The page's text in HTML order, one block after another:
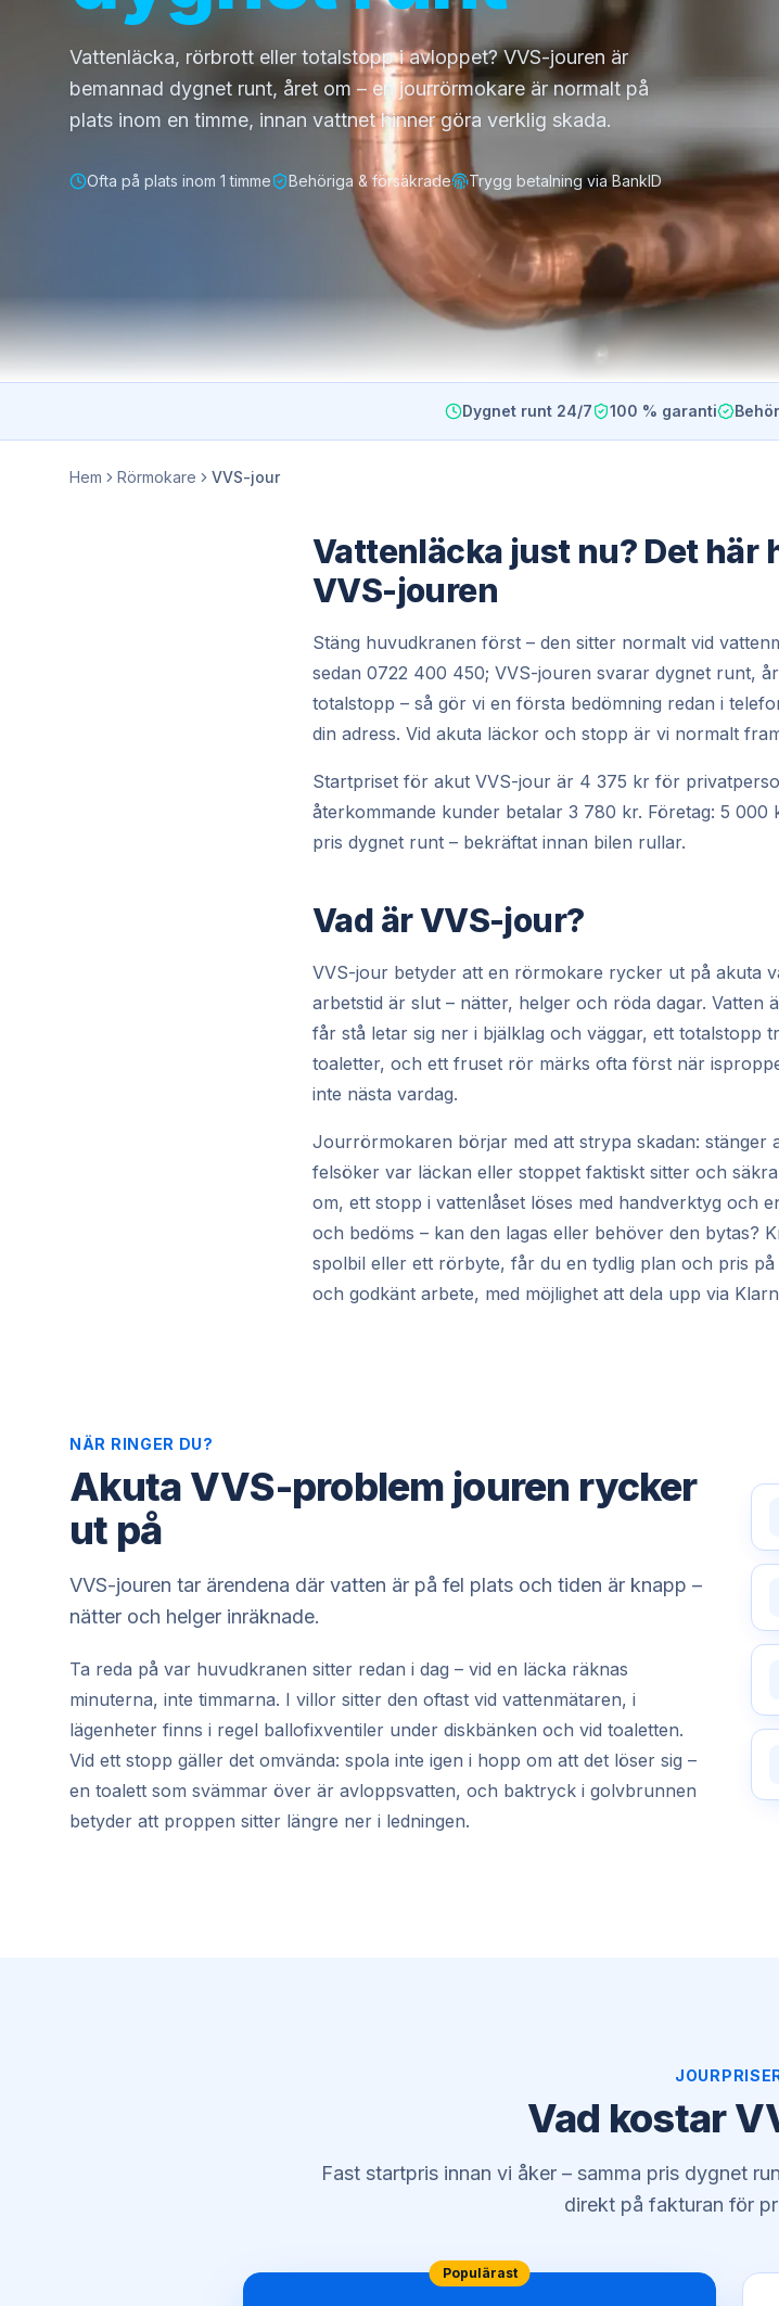
Vattenläcka, rörbrott eller totalstopp i avloppet? VVS-jouren är
bemannad dygnet runt, året om – en jourrörmokare är normalt på
plats inom en timme, innan vattnet hinner göra verklig skada.
Ofta på plats inom 1 timme Behöriga & försäkrade Trygg betalning via BankID
Dygnet runt 24/7 100 % garanti
Hem Rörmokare VVS-jour
Vattenläcka just nu? Det här
VVS-jouren
Stäng huvudkranen först – den sitter normalt vid
sedan 0722 400 450; VVS-jouren svarar dygnet runt,
totalstopp – så gör vi en första bedömning redan i
din adress. Vid akuta läckor och stopp är vi normalt
Startpriset för akut VVS-jour är 4 375 kr för
återkommande kunder betalar 3 780 kr. Företag: 5 000
pris dygnet runt – bekräftat innan bilen rullar.
Vad är VVS-jour?
VVS-jour betyder att en rörmokare rycker ut på akuta
arbetstid är slut – nätter, helger och röda dagar. Vatten
får stå letar sig ner i bjälklag och väggar, ett
toaletter, och ett fruset rör märks ofta först när
inte nästa vardag.
Jourrörmokaren börjar med att strypa skadan: stänger
felsöker var läckan eller stoppet faktiskt sitter och
om, ett stopp i vattenlåset löses med handverktyg och
och bedöms – kan den lagas eller behöver den bytas?
spolbil eller ett rörbyte, får du en tydlig plan och pris
och godkänt arbete, med möjlighet att dela upp via
NÄR RINGER DU?
Akuta VVS-problem jouren rycker
ut på
VVS-jouren tar ärendena där vatten är på fel plats och tiden är knapp –
nätter och helger inräknade.
Ta reda på var huvudkranen sitter redan i dag – vid en läcka räknas
minuterna, inte timmarna. I villor sitter den oftast vid vattenmätaren, i
lägenheter finns i regel ballofixventiler under diskbänken och vid toaletten.
Vid ett stopp gäller det omvända: spola inte igen i hopp om att det löser sig –
en toalett som svämmar över är avloppsvatten, och baktryck i golvbrunnen
betyder att proppen sitter längre ner i ledningen.
Vad kostar
Fast startpris innan vi åker – samma pris dygnet
direkt på fakturan för
Populärast